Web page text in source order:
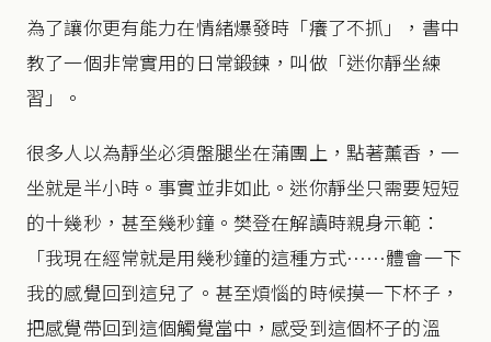
為了讓你更有能力在情緒爆發時「癢了不抓」，書中
教了一個非常實用的日常鍛鍊，叫做「迷你靜坐練
習」。
很多人以為靜坐必須盤腿坐在蒲團上，點著薰香，一
坐就是半小時。事實並非如此。迷你靜坐只需要短短
的十幾秒，甚至幾秒鐘。樊登在解讀時親身示範：
「我現在經常就是用幾秒鐘的這種方式……體會一下
我的感覺回到這兒了。甚至煩惱的時候摸一下杯子，
把感覺帶回到這個觸覺當中，感受到這個杯子的溫